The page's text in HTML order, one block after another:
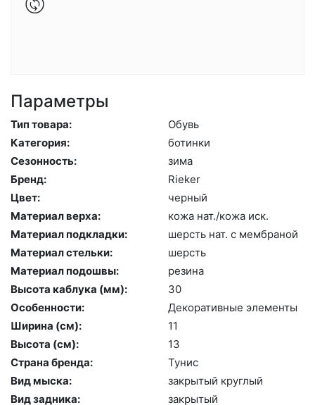
Параметры
Тип товара:
Обувь
Категория:
бо­тин­ки
Сезонность:
зи­ма
Бренд:
Ri­eker
Цвет:
чер­ный
Материал верха:
ко­жа нат./ко­жа иск.
Материал подкладки:
шерсть нат. с мемб­ра­ной
Материал стельки:
шерсть
Материал подошвы:
ре­зина
Высота каблука (мм):
30
Особенности:
Де­кора­тив­ные эле­мен­ты
Ширина (см):
11
Высота (cм):
13
Страна бренда:
Ту­нис
Вид мыска:
зак­ры­тый круг­лый
Вид задника:
зак­ры­тый